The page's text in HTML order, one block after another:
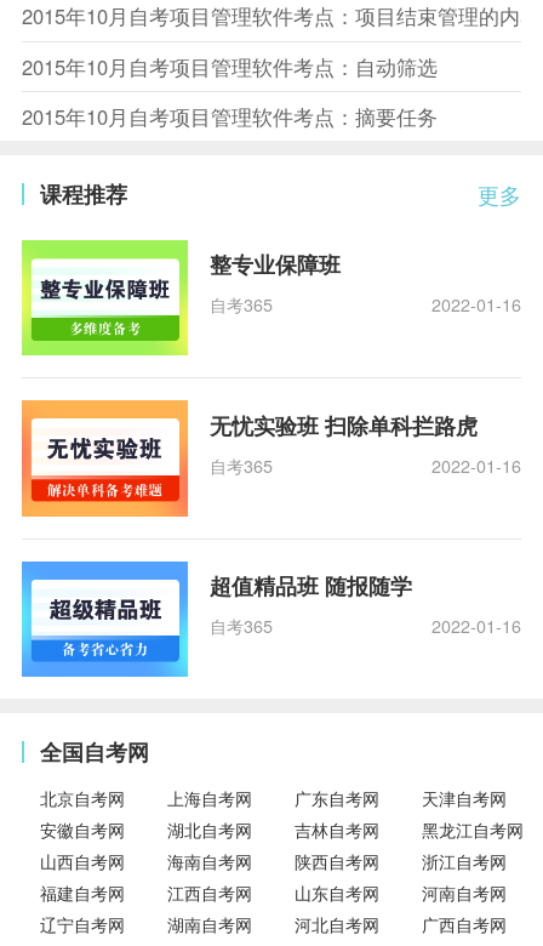
2015年10月自考项目管理软件考点：项目结束管理的内容
2015年10月自考项目管理软件考点：自动筛选
2015年10月自考项目管理软件考点：摘要任务
更多
课程推荐
整专业保障班
自考365 2022-01-16
无忧实验班 扫除单科拦路虎
自考365 2022-01-16
超值精品班 随报随学
自考365 2022-01-16
全国自考网
北京自考网 上海自考网 广东自考网
天津自考网
安徽自考网
湖北自考网 吉林自考网
黑龙江自考网
山西自考网
海南自考网 陕西自考网
浙江自考网
福建自考网
江西自考网 山东自考网
河南自考网
辽宁自考网
湖南自考网 河北自考网
广西自考网